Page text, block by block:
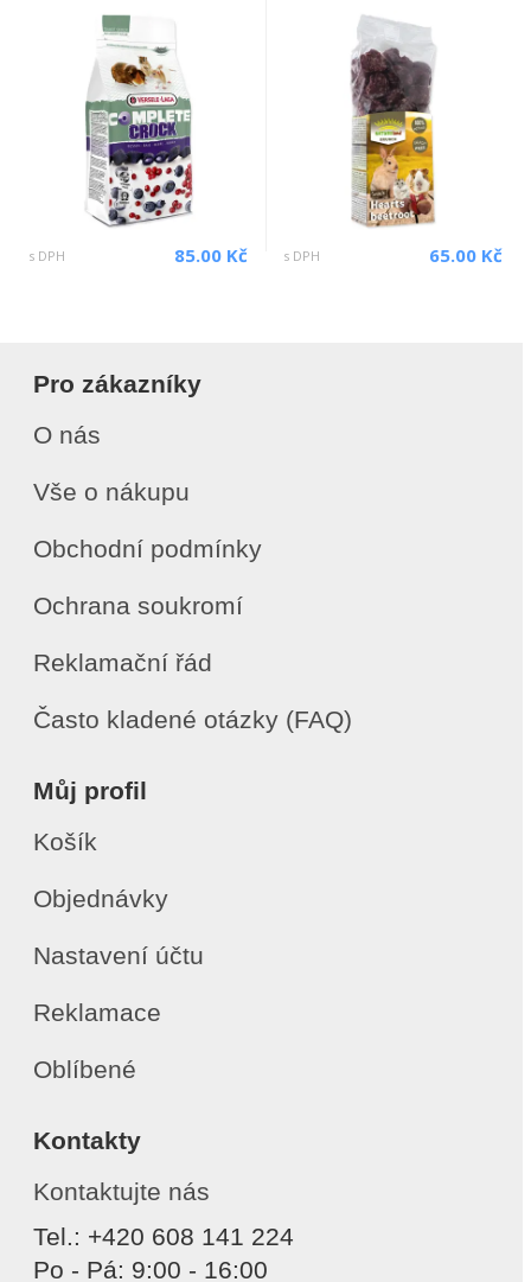
s DPH 85.00 Kč s DPH 65.00 Kč
Pro zákazníky
O nás
Vše o nákupu
Obchodní podmínky
Ochrana soukromí
Reklamační řád
Často kladené otázky (FAQ)
Můj profil
Košík
Objednávky
Nastavení účtu
Reklamace
Oblíbené
Kontakty
Kontaktujte nás
Tel.: +420 608 141 224
Po - Pá: 9:00 - 16:00